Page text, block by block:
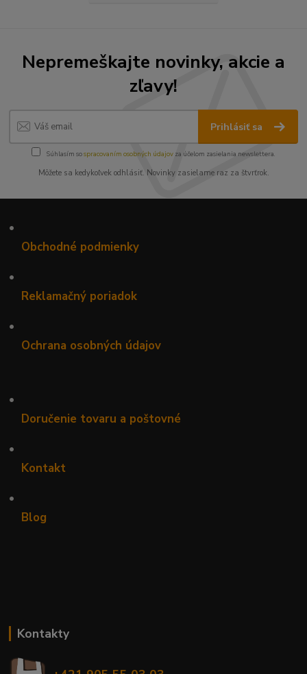
Nepremeškajte novinky, akcie a
zľavy!
Prihlásiť sa
Súhlasím sospracovaním osobných údajov za účelom zasielania newslettera.
Môžete sa kedykoľvek odhlásiť. Novinky zasielame raz za štvrťrok.
•
Obchodné podmienky
•
Reklamačný poriadok
•
Ochrana osobných údajov
•
Doručenie tovaru a poštovné
•
Kontakt
•
Blog
Kontakty